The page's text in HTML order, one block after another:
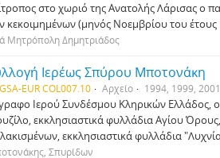
στο χωριό της Ανατολής Λάρισας ο
κεκοιμημένων (μηνός Νοεμβρίου του έτους
Μητρόπολη Δημητριάδος
Ιερέως Σπύρου Μποτονάκη
EUR COL007.10 Αρχείο 1994, 1999,
Ιερού Συνδέσμου Κληρικών Ελλάδος,
εκκλησιαστικά φυλλάδια Αγίου
εκκλησιαστικά φυλλάδια
Σπυρίδων